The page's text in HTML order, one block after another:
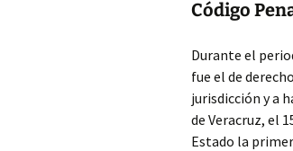
Código
Durante el
fue el de
jurisdicción y a
de Veracruz, el
Estado la